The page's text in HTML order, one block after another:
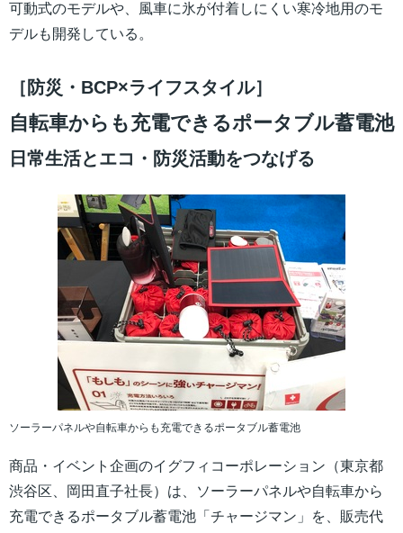
可動式のモデルや、風車に氷が付着しにくい寒冷地用のモ
デルも開発している。
［防災・BCP×ライフスタイル］
自転車からも充電できるポータブル蓄電池
日常生活とエコ・防災活動をつなげる
ソーラーパネルや自転車からも充電できるポータブル蓄電池
商品・イベント企画のイグフィコーポレーション（東京都
渋谷区、岡田直子社長）は、ソーラーパネルや自転車から
充電できるポータブル蓄電池「チャージマン」を、販売代